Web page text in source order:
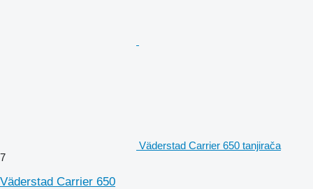
Väderstad Carrier 650 tanjirača
7
Väderstad Carrier 650